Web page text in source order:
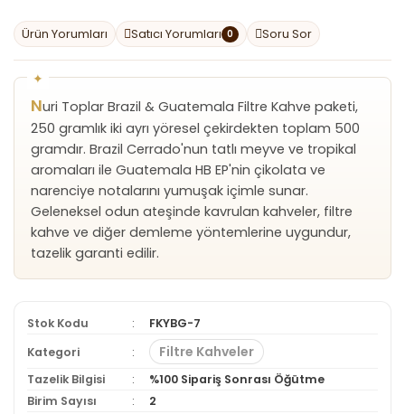
Ürün Yorumları Satıcı Yorumları 0 Soru Sor
Nuri Toplar Brazil & Guatemala Filtre Kahve paketi,
250 gramlık iki ayrı yöresel çekirdekten toplam 500
gramdır. Brazil Cerrado'nun tatlı meyve ve tropikal
aromaları ile Guatemala HB EP'nin çikolata ve
narenciye notalarını yumuşak içimle sunar.
Geleneksel odun ateşinde kavrulan kahveler, filtre
kahve ve diğer demleme yöntemlerine uygundur,
tazelik garanti edilir.
Stok Kodu
FKYBG-7
Kategori
Filtre Kahveler
Tazelik Bilgisi
%100 Sipariş Sonrası Öğütme
Birim Sayısı
2